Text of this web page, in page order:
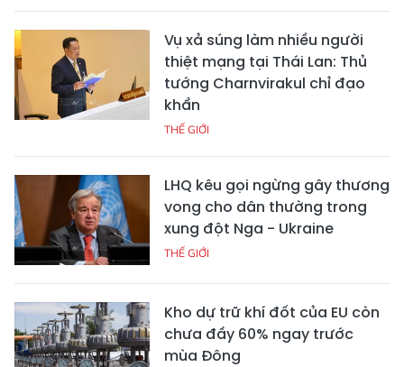
Vụ xả súng làm nhiều người
thiệt mạng tại Thái Lan: Thủ
tướng Charnvirakul chỉ đạo
khẩn
THẾ GIỚI
LHQ kêu gọi ngừng gây thương
vong cho dân thường trong
xung đột Nga - Ukraine
THẾ GIỚI
Kho dự trữ khí đốt của EU còn
chưa đầy 60% ngay trước
mùa Đông